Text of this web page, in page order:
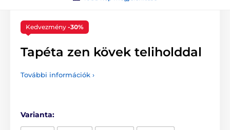
Kedvezmény -30%
Tapéta zen kövek teliholddal
További információk ›
Varianta: